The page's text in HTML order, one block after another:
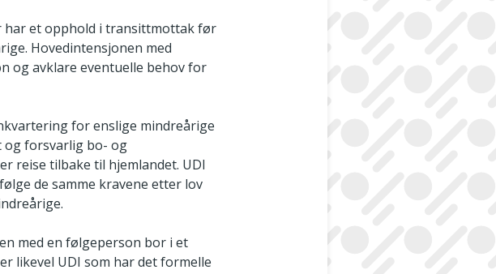
har et opphold i transittmottak før
Hovedintensjonen med
og avklare eventuelle behov for
for enslige mindreårige
og forsvarlig bo- og
reise tilbake til hjemlandet. UDI
de samme kravene etter lov
med en følgeperson bor i et
likevel UDI som har det formelle